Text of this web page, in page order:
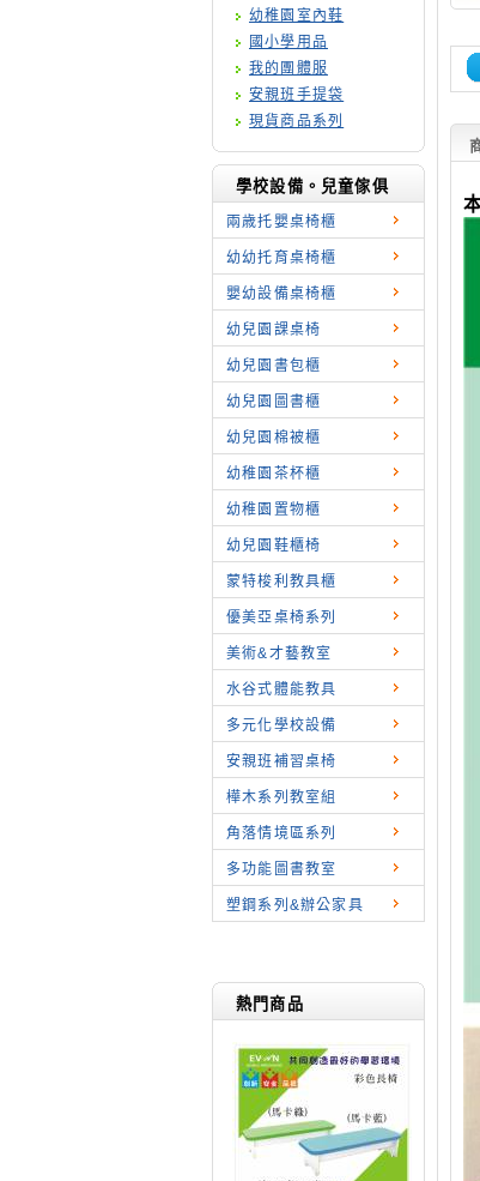
幼稚園室內鞋
國小學用品
我的團體服
安親班手提袋
現貨商品系列
學校設備。兒童傢俱
兩歳托嬰桌椅櫃
幼幼托育桌椅櫃
嬰幼設備桌椅櫃
幼兒園課桌椅
幼兒園書包櫃
幼兒園圖書櫃
幼兒園棉被櫃
幼稚園茶杯櫃
幼稚園置物櫃
幼兒園鞋櫃椅
蒙特梭利教具櫃
優美亞桌椅系列
美術&才藝教室
水谷式體能教具
多元化學校設備
安親班補習桌椅
樺木系列教室組
角落情境區系列
多功能圖書教室
塑鋼系列&辦公家具
熱門商品